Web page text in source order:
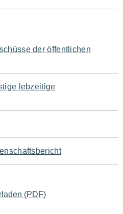
der öffentlichen
lebzeitige
(PDF)